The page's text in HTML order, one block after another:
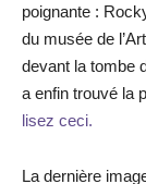
poignante :
du musée de
devant la tombe
a enfin trouvé la
lisez ceci.
La dernière